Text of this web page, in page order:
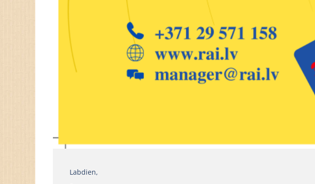
Labdien,